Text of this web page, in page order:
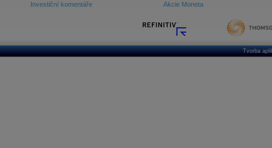
Investiční komentáře
Akcie Moneta
Tvorba